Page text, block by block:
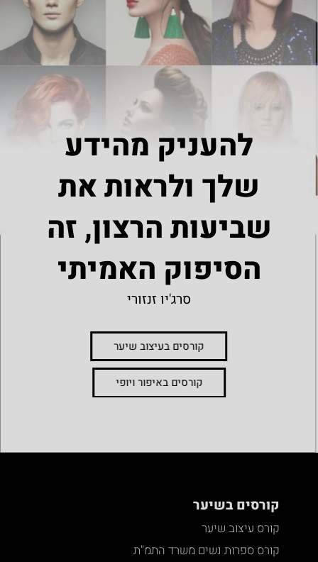
להעניק מהידע
שלך ולראות את
שביעות הרצון, זה
הסיפוק האמיתי
סרג'יו זנזורי
קורסים בעיצוב שיער
קורסים באיפור ויופי
קורסים בשיער
קורס עיצוב שיער
קורס ספרות נשים משרד התמ"ת